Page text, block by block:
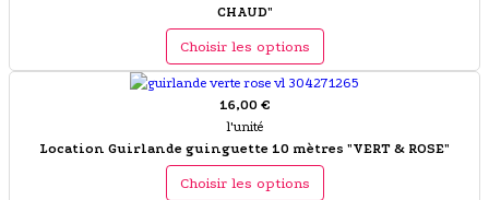
CHAUD"
Choisir les options
16,00 €
l'unité
Location Guirlande guinguette 10 mètres "VERT & ROSE"
Choisir les options